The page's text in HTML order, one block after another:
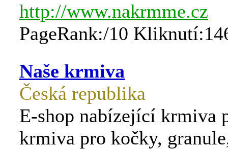
http://www.nakrmme.cz
PageRank:/10
Naše krmiva
Česká republika
E-shop nabízející krmiva
krmiva pro kočky,